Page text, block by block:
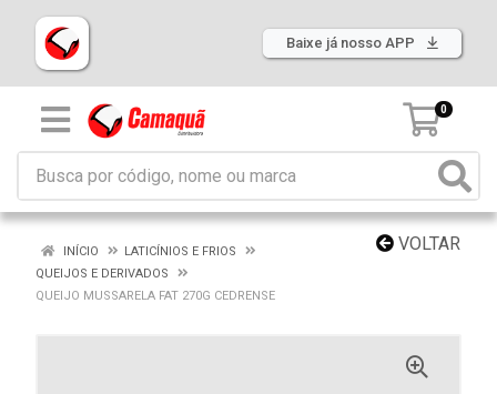
Baixe já nosso APP
0
VOLTAR
INÍCIO
LATICÍNIOS E FRIOS
QUEIJOS E DERIVADOS
QUEIJO MUSSARELA FAT 270G CEDRENSE